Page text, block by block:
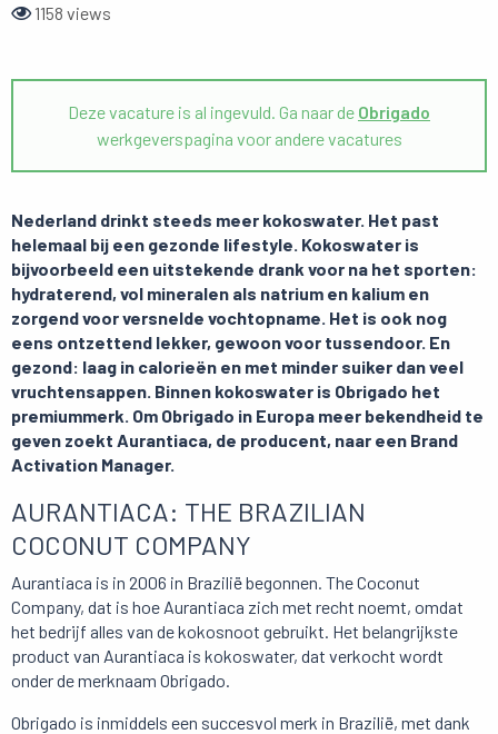
1158 views
Deze vacature is al ingevuld. Ga naar de Obrigado
werkgeverspagina voor andere vacatures
Nederland drinkt steeds meer kokoswater. Het past
helemaal bij een gezonde lifestyle. Kokoswater is
bijvoorbeeld een uitstekende drank voor na het sporten:
hydraterend, vol mineralen als natrium en kalium en
zorgend voor versnelde vochtopname. Het is ook nog
eens ontzettend lekker, gewoon voor tussendoor. En
gezond: laag in calorieën en met minder suiker dan veel
vruchtensappen. Binnen kokoswater is Obrigado het
premiummerk. Om Obrigado in Europa meer bekendheid te
geven zoekt Aurantiaca, de producent, naar een Brand
Activation Manager.
AURANTIACA: THE BRAZILIAN
COCONUT COMPANY
Aurantiaca is in 2006 in Brazilië begonnen. The Coconut
Company, dat is hoe Aurantiaca zich met recht noemt, omdat
het bedrijf alles van de kokosnoot gebruikt. Het belangrijkste
product van Aurantiaca is kokoswater, dat verkocht wordt
onder de merknaam Obrigado.
Obrigado is inmiddels een succesvol merk in Brazilië, met dank